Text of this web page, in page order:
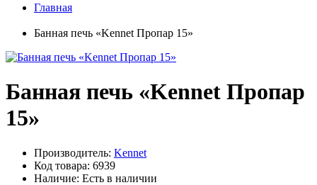
Главная
Банная печь «Kennet Пропар 15»
Банная печь «Kennet Пропар
15»
Производитель: Kennet
Код товара: 6939
Наличие: Есть в наличии